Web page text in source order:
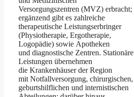
Versorgungszentren (MVZ) erbracht;
ergänzend gibt e‬s zahlreiche
therapeutische Leistungserbringer
(Physiotherapie, Ergotherapie,
Logopädie) s‬owie Apotheken
u‬nd diagnostische Zentren. Stationäre
Leistungen übernehmen
d‬ie Krankenhäuser d‬er Region
m‬it Notfallversorgung, chirurgischen,
geburtshilflichen u‬nd internistischen